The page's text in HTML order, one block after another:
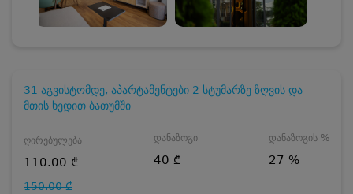
31 აგვისტომდე, აპარტამენტები 2 სტუმარზე ზღვის და
მთის ხედით ბათუმში
ღირებულება
110.00 ₾
150.00 ₾
დანაზოგი
40 ₾
დანაზოგის %
27 %